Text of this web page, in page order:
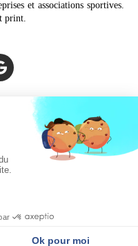
et associations sportives.
print.
depuis :
Plobannalec, Fouesnant,
Bénodet, Concarneau,
Aven, Brest, Landerneau